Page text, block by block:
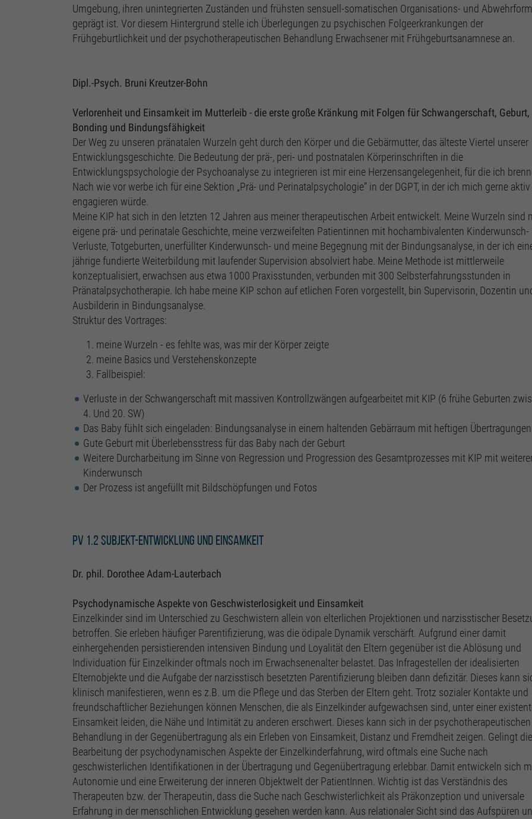
Umgebung, ihren unintegrierten Zuständen und frühsten sensuell-somatischen Organisations- und
geprägt ist. Vor diesem Hintergrund stelle ich Überlegungen zu psychischen Folgeerkrankungen der
Frühgeburtlichkeit und der psychotherapeutischen Behandlung Erwachsener mit Frühgeburtsanamnese an.
Dipl.-Psych. Bruni Kreutzer-Bohn
Verlorenheit und Einsamkeit im Mutterleib - die erste große Kränkung mit Folgen für Schwangerschaft, Geburt,
Bonding und Bindungsfähigkeit
Der Weg zu unseren pränatalen Wurzeln geht durch den Körper und die Gebärmutter, das älteste Viertel unserer
Entwicklungsgeschichte. Die Bedeutung der prä-, peri- und postnatalen Körperinschriften in die
Entwicklungspsychologie der Psychoanalyse zu integrieren ist mir eine Herzensangelegenheit, für die ich
Nach wie vor werbe ich für eine Sektion „Prä- und Perinatalpsychologie“ in der DGPT, in der ich mich gerne aktiv
engagieren würde.
Meine KIP hat sich in den letzten 12 Jahren aus meiner therapeutischen Arbeit entwickelt. Meine Wurzeln sind
eigene prä- und perinatale Geschichte, meine verzweifelten Patientinnen mit hochambivalenten Kinderwunsch-
Verluste, Totgeburten, unerfüllter Kinderwunsch- und meine Begegnung mit der Bindungsanalyse, in der ich
jährige fundierte Weiterbildung mit laufender Supervision absolviert habe. Meine Methode ist mittlerweile
konzeptualisiert, erwachsen aus etwa 1000 Praxisstunden, verbunden mit 300 Selbsterfahrungsstunden in
Pränatalpsychotherapie. Ich habe meine KIP schon auf etlichen Foren vorgestellt, bin Supervisorin, Dozentin
Ausbilderin in Bindungsanalyse.
Struktur des Vortrages:
meine Wurzeln - es fehlte was, was mir der Körper zeigte
meine Basics und Verstehenskonzepte
Fallbeispiel:
Verluste in der Schwangerschaft mit massiven Kontrollzwängen aufgearbeitet mit KIP (6 frühe Geburten
4. Und 20. SW)
Das Baby fühlt sich eingeladen: Bindungsanalyse in einem haltenden Gebärraum mit heftigen Übertragungen
Gute Geburt mit Überlebensstress für das Baby nach der Geburt
Weitere Durcharbeitung im Sinne von Regression und Progression des Gesamtprozesses mit KIP mit
Kinderwunsch
Der Prozess ist angefüllt mit Bildschöpfungen und Fotos
PV 1.2 Subjekt-Entwicklung und Einsamkeit
Dr. phil. Dorothee Adam-Lauterbach
Psychodynamische Aspekte von Geschwisterlosigkeit und Einsamkeit
Einzelkinder sind im Unterschied zu Geschwistern allein von elterlichen Projektionen und narzisstischer
betroffen. Sie erleben häufiger Parentifizierung, was die ödipale Dynamik verschärft. Aufgrund einer damit
einhergehenden persistierenden intensiven Bindung und Loyalität den Eltern gegenüber ist die Ablösung und
Individuation für Einzelkinder oftmals noch im Erwachsenenalter belastet. Das Infragestellen der idealisierten
Elternobjekte und die Aufgabe der narzisstisch besetzten Parentifizierung bleiben dann defizitär. Dieses kann
klinisch manifestieren, wenn es z.B. um die Pflege und das Sterben der Eltern geht. Trotz sozialer Kontakte und
freundschaftlicher Beziehungen können Menschen, die als Einzelkinder aufgewachsen sind, unter einer
Einsamkeit leiden, die Nähe und Intimität zu anderen erschwert. Dieses kann sich in der psychotherapeutischen
Behandlung in der Gegenübertragung als ein Erleben von Einsamkeit, Distanz und Fremdheit zeigen. Gelingt die
Bearbeitung der psychodynamischen Aspekte der Einzelkinderfahrung, wird oftmals eine Suche nach
geschwisterlichen Identifikationen in der Übertragung und Gegenübertragung erlebbar. Damit entwickeln sich
Autonomie und eine Erweiterung der inneren Objektwelt der PatientInnen. Wichtig ist das Verständnis des
Therapeuten bzw. der Therapeutin, dass die Suche nach Geschwisterlichkeit als Präkonzeption und universale
Erfahrung in der menschlichen Entwicklung gesehen werden kann. Aus relationaler Sicht sind das Aufspüren